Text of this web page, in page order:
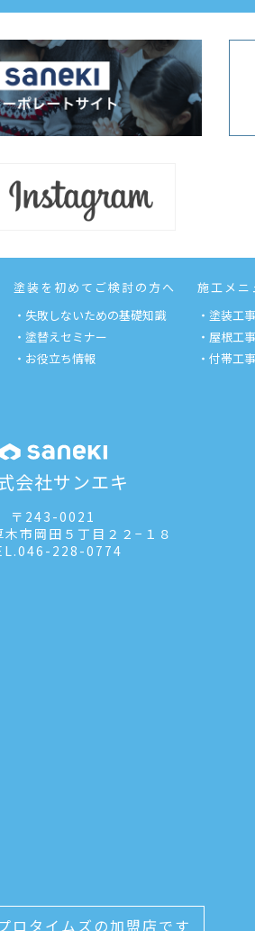
塗装を初めてご検討の方へ
・失敗しないための基礎知識
・塗替えセミナー
・お役立ち情報
施工メニ
・塗装工事
・屋根工事
・付帯工事
会社サンエキ
〒243-0021
市岡田５丁目２２−１８
046-228-0774
ロタイムズの加盟店です